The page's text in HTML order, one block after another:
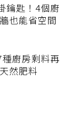
鑰匙！4個廚
也能省空間
廚房剩料再
然肥料